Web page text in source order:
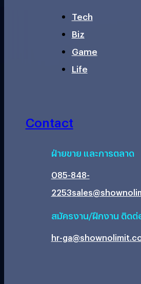
Tech
Biz
Game
Life
Contact
ฝ่ายขาย และการตลาด
085-848-
2253
สมัครงาน/ฝึกงาน ติดต่
hr-